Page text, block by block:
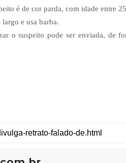
é de cor parda, com idade entre
e usa barba.
o suspeito pode ser enviada, de